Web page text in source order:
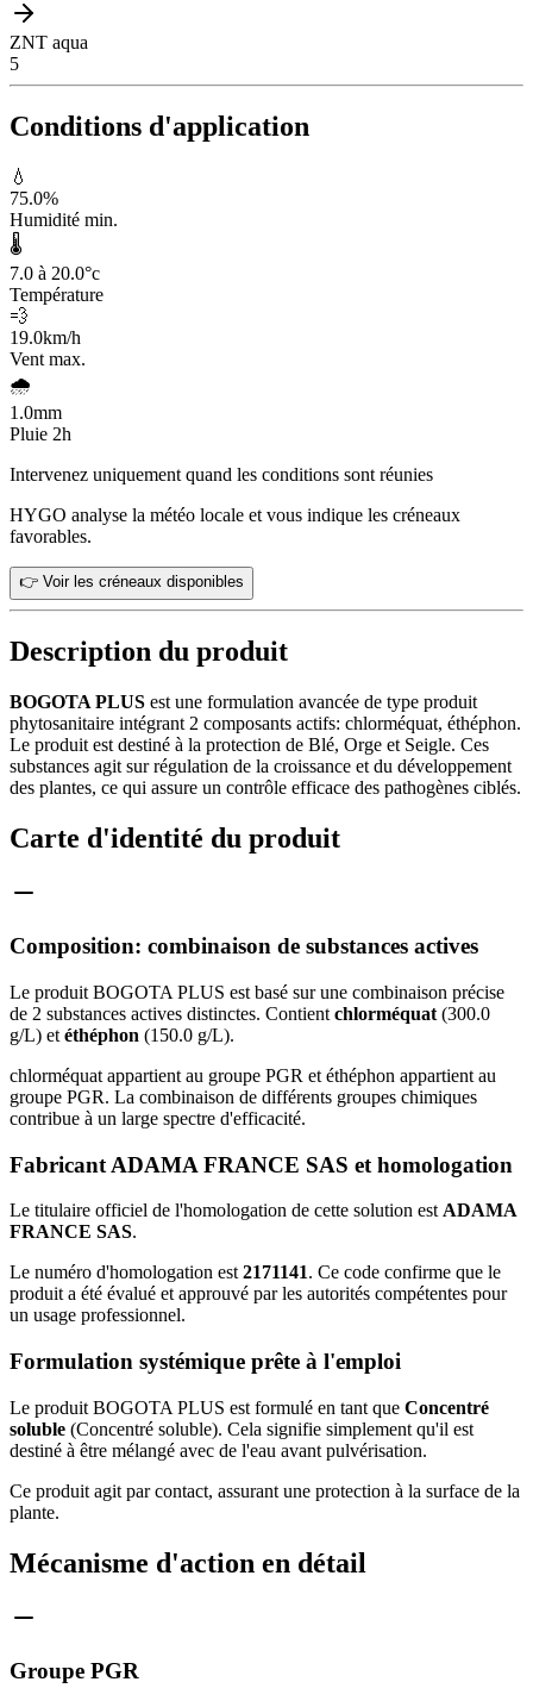
ZNT aqua
5
Conditions d'application
💧
75.0%
Humidité min.
🌡️
7.0 à 20.0°c
Température
💨
19.0km/h
Vent max.
🌧️
1.0mm
Pluie 2h
Intervenez uniquement quand les conditions sont réunies
HYGO analyse la météo locale et vous indique les créneaux
favorables.
👉 Voir les créneaux disponibles
Description du produit
BOGOTA PLUS est une formulation avancée de type produit
phytosanitaire intégrant 2 composants actifs: chlorméquat, éthéphon.
Le produit est destiné à la protection de Blé, Orge et Seigle. Ces
substances agit sur régulation de la croissance et du développement
des plantes, ce qui assure un contrôle efficace des pathogènes ciblés.
Carte d'identité du produit
Composition: combinaison de substances actives
Le produit BOGOTA PLUS est basé sur une combinaison précise
de 2 substances actives distinctes. Contient chlorméquat (300.0
g/L) et éthéphon (150.0 g/L).
chlorméquat appartient au groupe PGR et éthéphon appartient au
groupe PGR. La combinaison de différents groupes chimiques
contribue à un large spectre d'efficacité.
Fabricant ADAMA FRANCE SAS et homologation
Le titulaire officiel de l'homologation de cette solution estADAMA
FRANCE SAS.
Le numéro d'homologation est2171141. Ce code confirme que le
produit a été évalué et approuvé par les autorités compétentes pour
un usage professionnel.
Formulation systémique prête à l'emploi
Le produit BOGOTA PLUS est formulé en tant que Concentré
soluble (Concentré soluble). Cela signifie simplement qu'il est
destiné à être mélangé avec de l'eau avant pulvérisation.
Ce produit agit par contact, assurant une protection à la surface de la
plante.
Mécanisme d'action en détail
Groupe PGR